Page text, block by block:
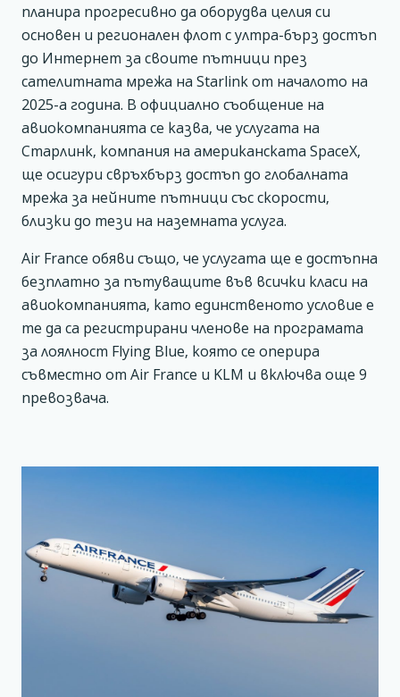
планира прогресивно да оборудва целия си
основен и регионален флот с ултра-бърз достъп
до Интернет за своите пътници през
сателитната мрежа на Starlink от началото на
2025-а година. В официално съобщение на
авиокомпанията се казва, че услугата на
Старлинк, компания на американската SpaceX,
ще осигури свръхбърз достъп до глобалната
мрежа за нейните пътници със скорости,
близки до тези на наземната услуга.
Air France обяви също, че услугата ще е достъпна
безплатно за пътуващите във всички класи на
авиокомпанията, като единственото условие е
те да са регистрирани членове на програмата
за лоялност Flying Blue, която се оперира
съвместно от Air France и KLM и включва още 9
превозвача.